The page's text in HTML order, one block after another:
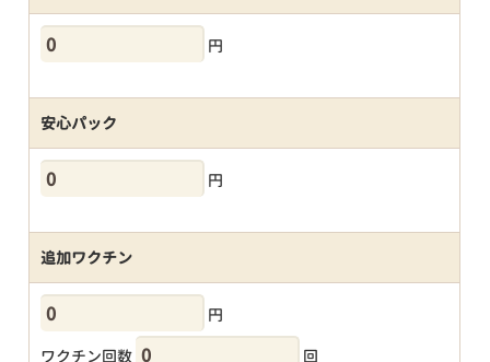
円
安心パック
円
追加ワクチン
円
ワクチン回数
回